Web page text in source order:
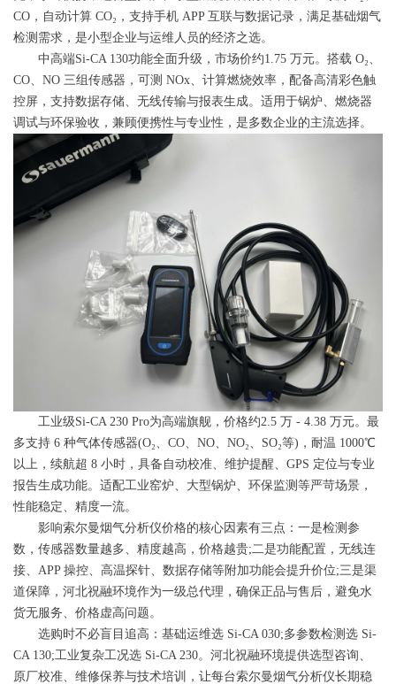
CO，自动计算 CO₂，支持手机 APP 互联与数据记录，满足基础烟气
检测需求，是小型企业与运维人员的经济之选。
中高端Si-CA 130功能全面升级，市场价约1.75 万元。搭载 O₂、
CO、NO 三组传感器，可测 NOx、计算燃烧效率，配备高清彩色触
控屏，支持数据存储、无线传输与报表生成。适用于锅炉、燃烧器
调试与环保验收，兼顾便携性与专业性，是多数企业的主流选择。
工业级Si-CA 230 Pro为高端旗舰，价格约2.5 万 - 4.38 万元。最
多支持 6 种气体传感器(O₂、CO、NO、NO₂、SO₂等)，耐温 1000℃
以上，续航超 8 小时，具备自动校准、维护提醒、GPS 定位与专业
报告生成功能。适配工业窑炉、大型锅炉、环保监测等严苛场景，
性能稳定、精度一流。
影响索尔曼烟气分析仪价格的核心因素有三点：一是检测参
数，传感器数量越多、精度越高，价格越贵;二是功能配置，无线连
接、APP 操控、高温探针、数据存储等附加功能会提升价位;三是渠
道保障，河北祝融环境作为一级总代理，确保正品与售后，避免水
货无服务、价格虚高问题。
选购时不必盲目追高：基础运维选 Si-CA 030;多参数检测选 Si-
CA 130;工业复杂工况选 Si-CA 230。河北祝融环境提供选型咨询、
原厂校准、维修保养与技术培训，让每台索尔曼烟气分析仪长期稳